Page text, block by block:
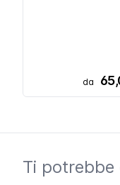
da
Ti potrebbe